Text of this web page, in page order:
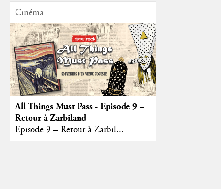
Cinéma
All Things Must Pass - Episode 9 –
Retour à Zarbiland
Episode 9 – Retour à Zarbil...